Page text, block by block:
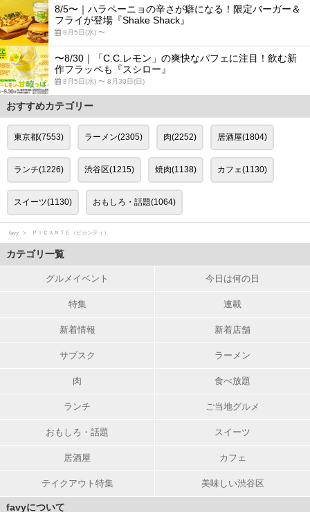
8/5〜｜ハラペーニョの辛さが癖になる！限定バーガー＆
フライが登場『Shake Shack』
8月5日(水) 〜
〜8/30｜「C.C.レモン」の爽快なパフェに注目！飲む新
作フラッペも『スシロー』
8月5日(水) 〜 8月30日(日)
おすすめカテゴリー
東京都(7553) ラーメン(2305) 肉(2252) 居酒屋(1804)
ランチ(1226) 渋谷区(1215) 焼肉(1138) カフェ(1130)
スイーツ(1130) おもしろ・話題(1064)
favy ＰＩＣＡＮＴＥ（ピカンティ）
カテゴリ一覧
グルメイベント 今日は何の日
特集 連載
新着情報 新着店舗
サブスク ラーメン
肉 食べ放題
ランチ ご当地グルメ
おもしろ・話題 スイーツ
居酒屋 カフェ
テイクアウト特集 美味しい渋谷区
favyについて